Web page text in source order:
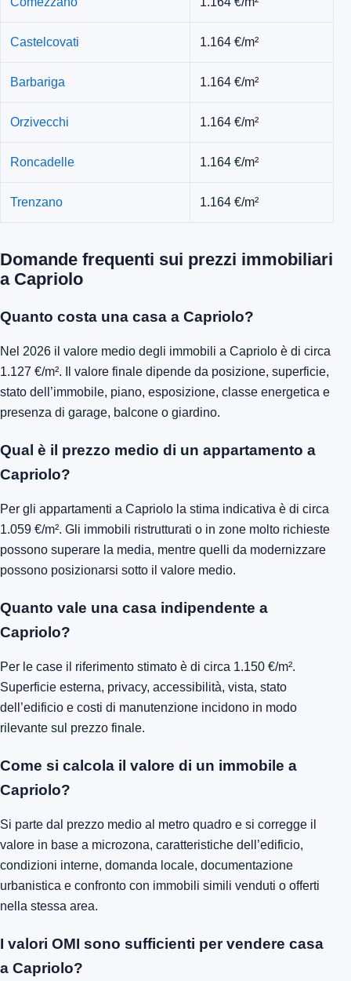
Castelcovati 1.164 €/m²
Barbariga 1.164 €/m²
Orzivecchi 1.164 €/m²
Roncadelle 1.164 €/m²
Trenzano 1.164 €/m²
Domande frequenti sui prezzi immobiliari
a Capriolo
Quanto costa una casa a Capriolo?
Nel 2026 il valore medio degli immobili a Capriolo è di circa
1.127 €/m². Il valore finale dipende da posizione, superficie,
stato dell’immobile, piano, esposizione, classe energetica e
presenza di garage, balcone o giardino.
Qual è il prezzo medio di un appartamento a
Capriolo?
Per gli appartamenti a Capriolo la stima indicativa è di circa
1.059 €/m². Gli immobili ristrutturati o in zone molto richieste
possono superare la media, mentre quelli da modernizzare
possono posizionarsi sotto il valore medio.
Quanto vale una casa indipendente a
Capriolo?
Per le case il riferimento stimato è di circa 1.150 €/m².
Superficie esterna, privacy, accessibilità, vista, stato
dell’edificio e costi di manutenzione incidono in modo
rilevante sul prezzo finale.
Come si calcola il valore di un immobile a
Capriolo?
Si parte dal prezzo medio al metro quadro e si corregge il
valore in base a microzona, caratteristiche dell’edificio,
condizioni interne, domanda locale, documentazione
urbanistica e confronto con immobili simili venduti o offerti
nella stessa area.
I valori OMI sono sufficienti per vendere casa
a Capriolo?